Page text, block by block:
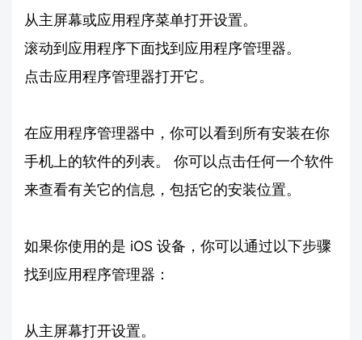
从主屏幕或应用程序菜单打开设置。
滚动到应用程序下面找到应用程序管理器。
点击应用程序管理器打开它。
在应用程序管理器中，你可以看到所有安装在你
手机上的软件的列表。 你可以点击任何一个软件
来查看有关它的信息，包括它的安装位置。
如果你使用的是 iOS 设备，你可以通过以下步骤
找到应用程序管理器：
从主屏幕打开设置。